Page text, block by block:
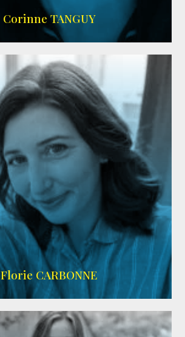
SITE OFFICIEL
Corinne TANGUY
Imdb
Florie CARBONNE